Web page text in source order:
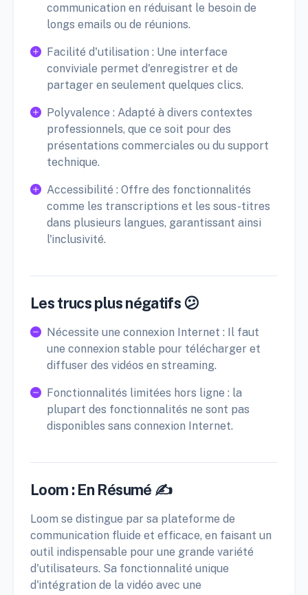
communication en réduisant le besoin de
longs emails ou de réunions.
Facilité d'utilisation : Une interface
conviviale permet d'enregistrer et de
partager en seulement quelques clics.
Polyvalence : Adapté à divers contextes
professionnels, que ce soit pour des
présentations commerciales ou du support
technique.
Accessibilité : Offre des fonctionnalités
comme les transcriptions et les sous-titres
dans plusieurs langues, garantissant ainsi
l'inclusivité.
Les trucs plus négatifs 😕
Nécessite une connexion Internet : Il faut
une connexion stable pour télécharger et
diffuser des vidéos en streaming.
Fonctionnalités limitées hors ligne : la
plupart des fonctionnalités ne sont pas
disponibles sans connexion Internet.
Loom : En Résumé ✍️
Loom se distingue par sa plateforme de
communication fluide et efficace, en faisant un
outil indispensable pour une grande variété
d'utilisateurs. Sa fonctionnalité unique
d'intégration de la vidéo avec une